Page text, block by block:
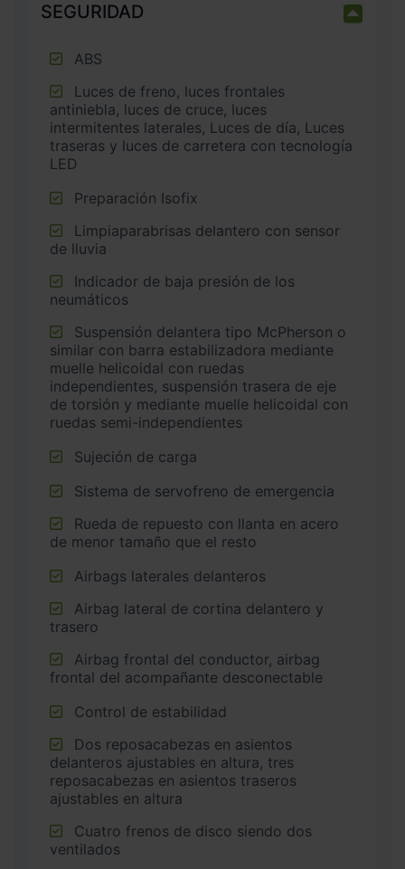
SEGURIDAD
ABS
antiniebla, luces de cruce, luces
intermitentes laterales, Luces de día, Luces
traseras y luces de carretera con tecnología
LED
Preparación Isofix
de lluvia
neumáticos
similar con barra estabilizadora mediante
muelle helicoidal con ruedas
independientes, suspensión trasera de eje
de torsión y mediante muelle helicoidal con
ruedas semi-independientes
Sujeción de carga
Sistema de servofreno de emergencia
de menor tamaño que el resto
Airbags laterales delanteros
trasero
frontal del acompañante desconectable
Control de estabilidad
delanteros ajustables en altura, tres
reposacabezas en asientos traseros
ajustables en altura
ventilados